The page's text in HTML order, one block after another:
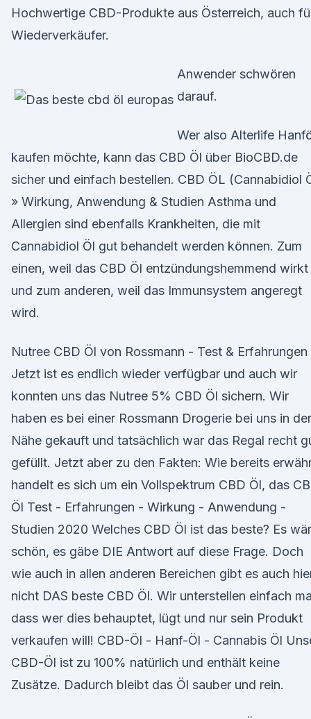
Hochwertige CBD-Produkte aus Österreich, auch
Wiederverkäufer.
Anwender schwören
darauf.
Wer also Alterlife
kaufen möchte, kann das CBD Öl über BioCBD.de
sicher und einfach bestellen. CBD ÖL (Cannabidiol
» Wirkung, Anwendung & Studien Asthma und
Allergien sind ebenfalls Krankheiten, die mit
Cannabidiol Öl gut behandelt werden können. Zum
einen, weil das CBD Öl entzündungshemmend wirkt
und zum anderen, weil das Immunsystem angeregt
wird.
Nutree CBD Öl von Rossmann - Test & Erfahrungen
Jetzt ist es endlich wieder verfügbar und auch wir
konnten uns das Nutree 5% CBD Öl sichern. Wir
haben es bei einer Rossmann Drogerie bei uns in der
Nähe gekauft und tatsächlich war das Regal recht
gefüllt. Jetzt aber zu den Fakten: Wie bereits
handelt es sich um ein Vollspektrum CBD Öl, das
Öl Test - Erfahrungen - Wirkung - Anwendung -
Studien 2020 Welches CBD Öl ist das beste? Es
schön, es gäbe DIE Antwort auf diese Frage. Doch
wie auch in allen anderen Bereichen gibt es auch
nicht DAS beste CBD Öl. Wir unterstellen einfach
dass wer dies behauptet, lügt und nur sein Produkt
verkaufen will! CBD-Öl - Hanf-Öl - Cannabis Öl
CBD-Öl ist zu 100% natürlich und enthält keine
Zusätze. Dadurch bleibt das Öl sauber und rein.